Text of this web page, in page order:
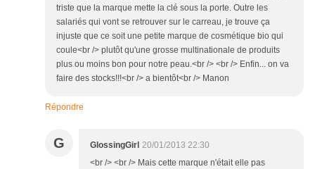
triste que la marque mette la clé sous la porte. Outre les
salariés qui vont se retrouver sur le carreau, je trouve ça
injuste que ce soit une petite marque de cosmétique bio qui
coule<br /> plutôt qu'une grosse multinationale de produits
plus ou moins bon pour notre peau.<br /> <br /> Enfin... on va
faire des stocks!!!<br /> a bientôt<br /> Manon
Répondre
G GlossingGirl 20/01/2013 22:30
<br /> <br /> Mais cette marque n'était elle pas